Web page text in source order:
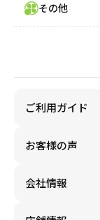
その他
ご利用ガイド
お客様の声
会社情報